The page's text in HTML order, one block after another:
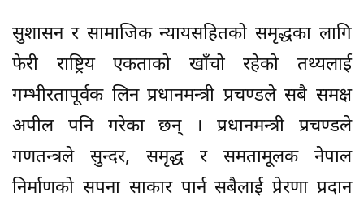
सुशासन र सामाजिक न्यायसहितको समृद्धका लागि
फेरी राष्ट्रिय एकताको खाँचो रहेको तथ्यलाई
गम्भीरतापूर्वक लिन प्रधानमन्त्री प्रचण्डले सबै समक्ष
अपील पनि गरेका छन् । प्रधानमन्त्री प्रचण्डले
गणतन्त्रले सुन्दर, समृद्ध र समतामूलक नेपाल
निर्माणको सपना साकार पार्न सबैलाई प्रेरणा प्रदान